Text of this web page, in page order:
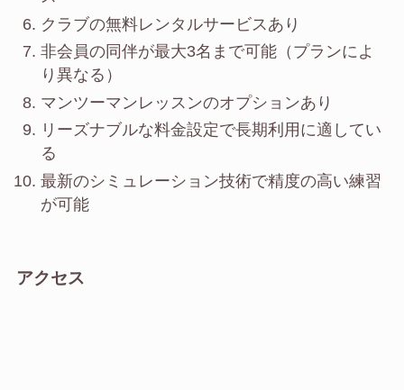
クラブの無料レンタルサービスあり
非会員の同伴が最大3名まで可能（プランによ
り異なる）
マンツーマンレッスンのオプションあり
リーズナブルな料金設定で長期利用に適してい
る
最新のシミュレーション技術で精度の高い練習
が可能
アクセス